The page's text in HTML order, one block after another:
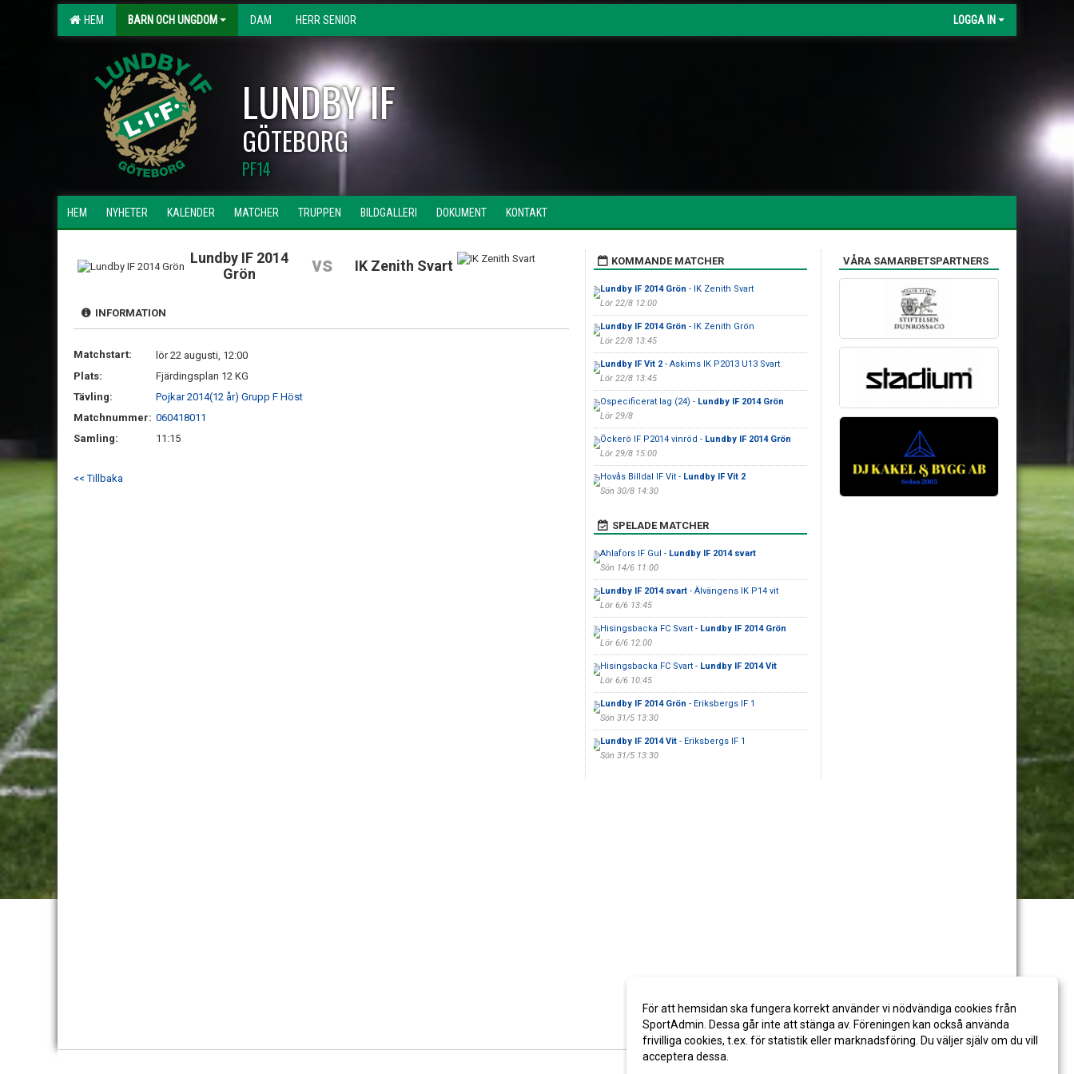
HEM BARN OCH UNGDOM DAM HERR SENIOR LOGGA IN
LUNDBY IF
GÖTEBORG
PF14
HEM NYHETER KALENDER MATCHER TRUPPEN BILDGALLERI DOKUMENT KONTAKT
Lundby IF 2014
Grön
vs IK Zenith Svart
INFORMATION
Matchstart:
lör 22 augusti, 12:00
Plats:
Fjärdingsplan 12 KG
Tävling:
Pojkar 2014(12 år) Grupp F Höst
Matchnummer: 060418011
Samling:
11:15
<< Tillbaka
KOMMANDE MATCHER
Lundby IF 2014 Grön - IK Zenith Svart
Lör 22/8 12:00
Lundby IF 2014 Grön - IK Zenith Grön
Lör 22/8 13:45
Lundby IF Vit 2- Askims IK P2013 U13 Svart
Lör 22/8 13:45
Ospecificerat lag (24) - Lundby IF 2014 Grön
Lör 29/8
Öckerö IF P2014 vinröd - Lundby IF 2014 Grön
Lör 29/8 15:00
Hovås Billdal IF Vit - Lundby IF Vit 2
Sön 30/8 14:30
SPELADE MATCHER
Ahlafors IF Gul - Lundby IF 2014 svart
Sön 14/6 11:00
Lundby IF 2014 svart- Älvängens IK P14 vit
Lör 6/6 13:45
Hisingsbacka FC Svart - Lundby IF 2014 Grön
Lör 6/6 12:00
Hisingsbacka FC Svart - Lundby IF 2014 Vit
Lör 6/6 10:45
Lundby IF 2014 Grön - Eriksbergs IF 1
Sön 31/5 13:30
Lundby IF 2014 Vit- Eriksbergs IF 1
Sön 31/5 13:30
VÅRA SAMARBETSPARTNERS
För att hemsidan ska fungera korrekt använder vi nödvändiga cookies från
SportAdmin. Dessa går inte att stänga av. Föreningen kan också använda
frivilliga cookies, t.ex. för statistik eller marknadsföring. Du väljer själv om du vill
acceptera dessa.